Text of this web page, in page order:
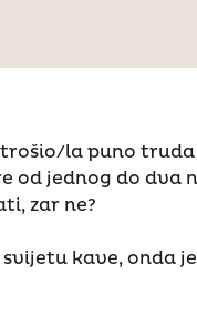
la puno
jednog do dva
zar ne?
kave,